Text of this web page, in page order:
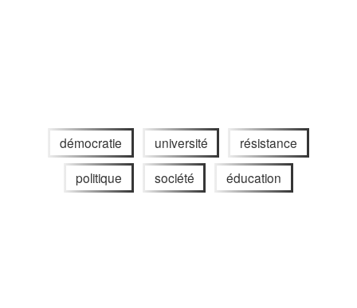
démocratie université résistance
politique société éducation